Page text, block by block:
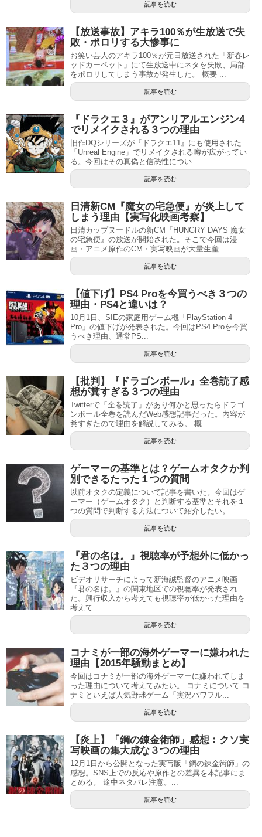
記事を読む
【放送事故】アキラ100％が生放送で失
敗・ポロリする大惨事に
お笑い芸人のアキラ100％が元日放送された「新春レ
ッドカーペット」にて生放送中にネタを失敗、局部
をポロリしてしまう事故が発生した。 概要 ...
記事を読む
『ドラクエ３』がアンリアルエンジン4
でリメイクされる３つの理由
旧作DQシリーズが『ドラクエ11』にも使用された
「Unreal Engine」でリメイクされる噂が広がってい
る。今回はその真偽と信憑性につい...
記事を読む
日清新CM『魔女の宅急便』が炎上して
しまう理由【実写化映画考察】
日清カップヌードルの新CM『HUNGRY DAYS 魔女
の宅急便』の放送が開始された。そこで今回は漫
画・アニメ原作のCM・実写映画が大量生産...
記事を読む
【値下げ】PS4 Proを今買うべき３つの
理由・PS4と違いは？
10月1日、SIEの家庭用ゲーム機「PlayStation 4
Pro」の値下げが発表された。今回はPS4 Proを今買
うべき理由、通常PS...
記事を読む
【批判】『ドラゴンボール』全巻読了感
想が糞すぎる３つの理由
Twitterで「全巻読了」があり何かと思ったらドラゴ
ンボール全巻を読んだWeb感想記事だった。内容が
糞すぎたので理由を解説してみる。 概...
記事を読む
ゲーマーの基準とは？ゲームオタクか判
別できるたった１つの質問
以前オタクの定義について記事を書いた。今回はゲ
ーマー（ゲームオタク）と判断する基準とそれを１
つの質問で判断する方法について紹介したい。 ...
記事を読む
『君の名は。』視聴率が予想外に低かっ
た３つの理由
ビデオリサーチによって新海誠監督のアニメ映画
『君の名は。』の関東地区での視聴率が発表され
た。興行収入から考えても視聴率が低かった理由を
考えて...
記事を読む
コナミが一部の海外ゲーマーに嫌われた
理由【2015年騒動まとめ】
今回はコナミが一部の海外ゲーマーに嫌われてしま
った理由について考えてみたい。 コナミについて コ
ナミといえば人気野球ゲーム「実況パワフル...
記事を読む
【炎上】「鋼の錬金術師」感想︰クソ実
写映画の集大成な３つの理由
12月1日から公開となった実写版「鋼の錬金術師」の
感想。SNS上での反応や原作との差異を本記事にま
とめる。 途中ネタバレ注意。...
記事を読む